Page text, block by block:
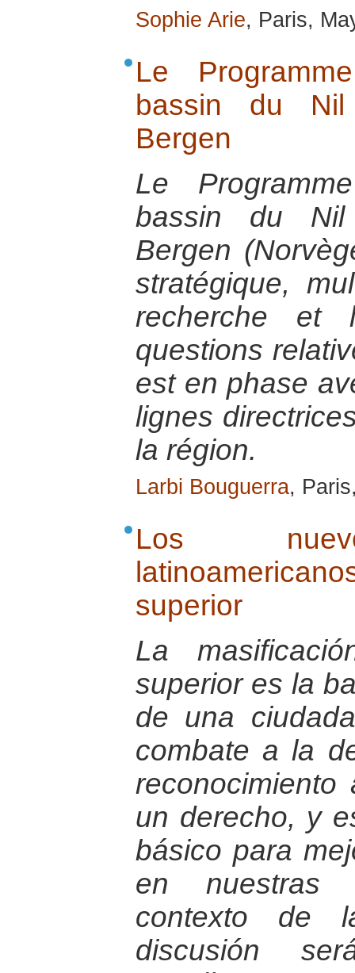
Sophie Arie, Paris,
Le
bassin du Nil
Bergen
Le
bassin du Nil
Bergen
stratégique,
recherche et
questions
est en phase
lignes
la région.
Larbi Bouguerra,
Los
superior
La
superior es la
de una
combate a la
un derecho, y
básico para
en nuestras
contexto de
discusión